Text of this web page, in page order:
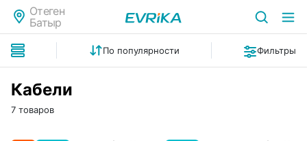
Отеген
Батыр
По популярности Фильтры
Кабели
7 товаров